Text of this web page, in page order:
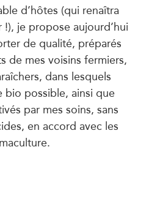
d’hôtes (qui renaîtra
je propose aujourd’hui
de qualité, préparés
de mes voisins fermiers,
dans lesquels
bio possible, ainsi que
par mes soins, sans
en accord avec les